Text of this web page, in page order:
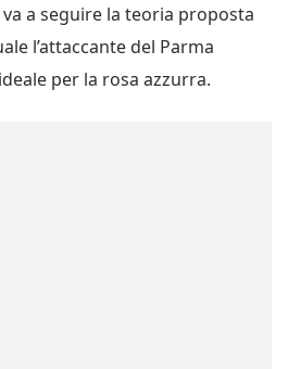
a seguire la teoria proposta
l’attaccante del Parma
per la rosa azzurra.